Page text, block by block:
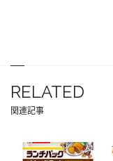
RELATED
関連記事